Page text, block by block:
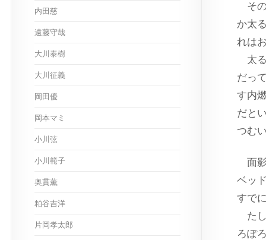
その
か太
れは
太る
だっ
す内
だと
つむ
面影
ベッ
すで
たし
ろぽ
内田慈
遠藤守哉
大川泰樹
大川征義
岡田優
岡本マミ
小川弦
小川範子
奥貫薫
粕谷吉洋
片岡孝太郎